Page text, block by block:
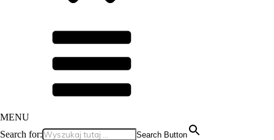
MENU
Search for:
Search Button